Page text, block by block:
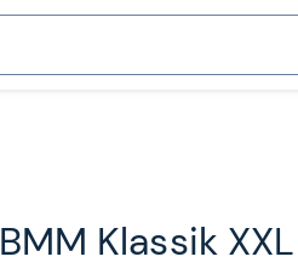
BMM Klas­sik XXL